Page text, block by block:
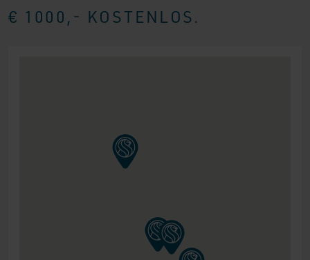
€ 1000,- KOSTENLOS.